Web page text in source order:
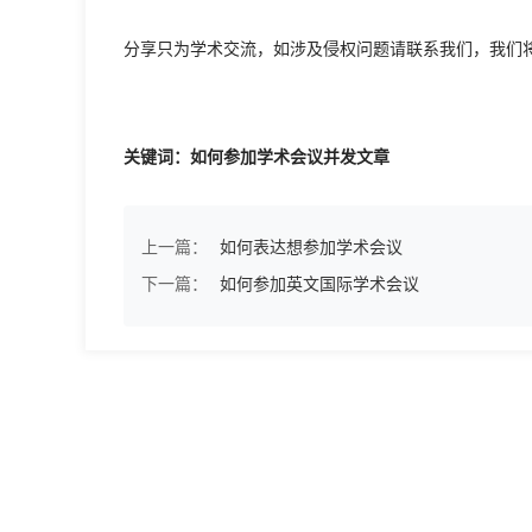
分享只为学术交流，如涉及侵权问题请联系我们，我们
关键词：如何参加学术会议并发文章
上一篇：
如何表达想参加学术会议
下一篇：
如何参加英文国际学术会议